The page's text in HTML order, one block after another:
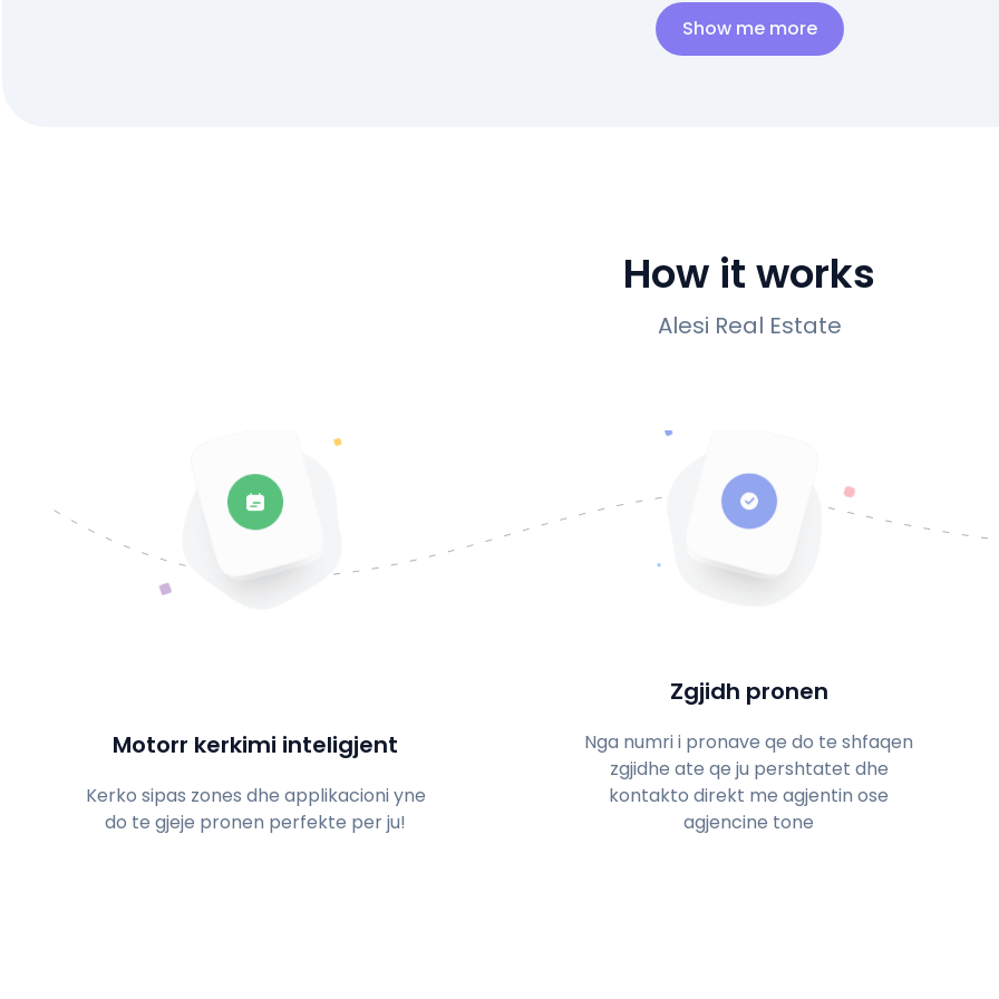
Show me more
How it works
Alesi Real Estate
Motorr kerkimi inteligjent
Kerko sipas zones dhe applikacioni yne
do te gjeje pronen perfekte per ju!
Zgjidh pronen
Nga numri i pronave qe do te shfaqen
zgjidhe ate qe ju pershtatet dhe
kontakto direkt me agjentin ose
agjencine tone